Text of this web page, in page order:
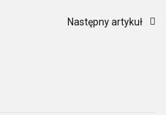
Następny artykuł